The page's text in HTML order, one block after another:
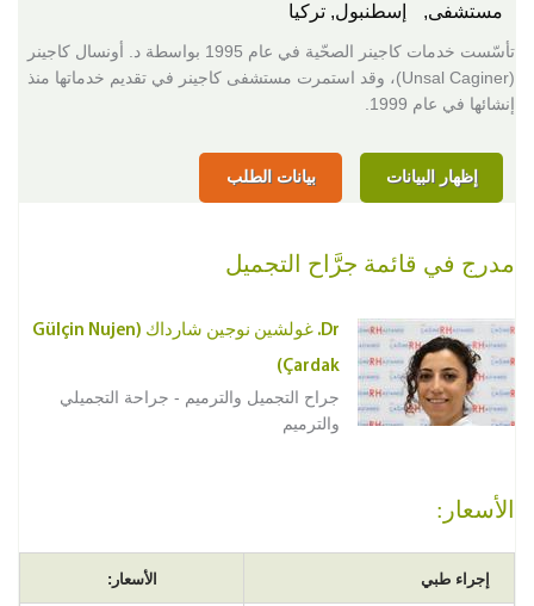
مستشفى, إسطنبول, تركيا
تأسّست خدمات كاجينر الصحّية في عام 1995 بواسطة د. أونسال كاجينر
(Unsal Caginer)، وقد استمرت مستشفى كاجينر في تقديم خدماتها منذ
إنشائها في عام 1999.
إظهار البيانات بيانات الطلب
مدرج في قائمة جرَّاح التجميل
Dr. غولشين نوجين شارداك (Gülçin Nujen
Çardak)
جراح التجميل والترميم - جراحة التجميلي
والترميم
الأسعار:
إجراء طبي الأسعار: